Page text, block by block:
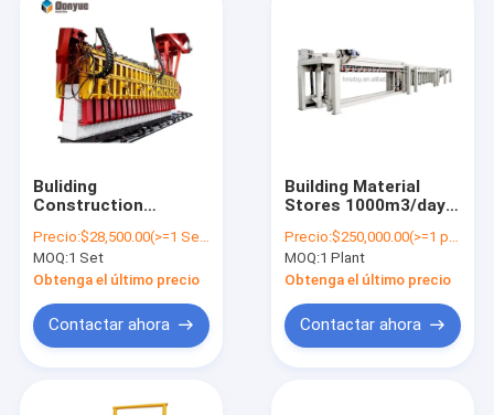
Buliding
Construction
Block Machine
Factory AAC Block
Manufacturers AAC
Block Production
Line
Precio:$28,500.00(>=1 Sets)
MOQ:1 Set
Obtenga el último precio
Contactar ahora
Building Material
Stores 1000m3/day
Panel Plant Factory
Supplier Automatic
Block Sand Lime AAC
in Uzbekistan
Precio:$250,000.00(>=1 plants)
MOQ:1 Plant
Obtenga el último precio
Contactar ahora